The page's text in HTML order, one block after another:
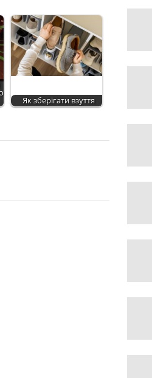
Як зберігати взуття